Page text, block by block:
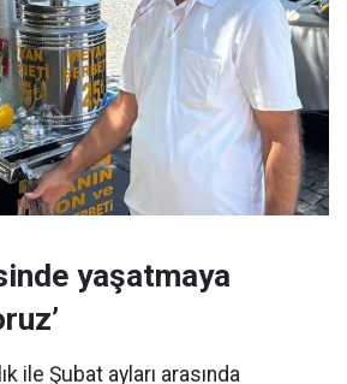
yaşatmaya
ile Şubat ayları arasında